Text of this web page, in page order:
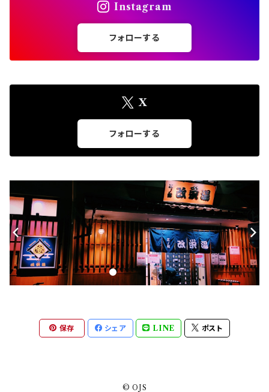
Instagram
フォローする
X
フォローする
保存 シェア LINE ポスト
© OJS